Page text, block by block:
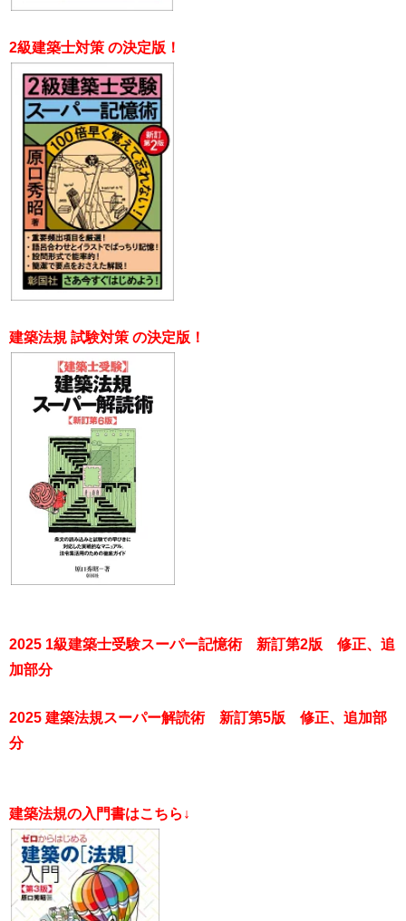
2級建築士対策 の決定版！
建築法規 試験対策 の決定版！
2025 1級建築士受験スーパー記憶術 新訂第2版 修正、追
加部分
2025 建築法規スーパー解読術 新訂第5版 修正、追加部
分
​建築法規の入門書はこちら↓​